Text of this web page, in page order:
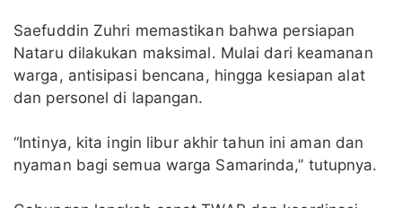
Saefuddin Zuhri memastikan bahwa persiapan
Nataru dilakukan maksimal. Mulai dari keamanan
warga, antisipasi bencana, hingga kesiapan alat
dan personel di lapangan.
“Intinya, kita ingin libur akhir tahun ini aman dan
nyaman bagi semua warga Samarinda,” tutupnya.